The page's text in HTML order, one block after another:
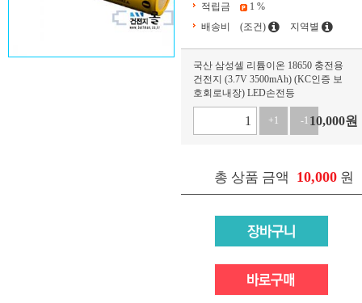
적립금
1 %
배송비
(조건) 지역별
국산 삼성셀 리튬이온 18650 충전용
건전지 (3.7V 3500mAh) (KC인증 보
호회로내장) LED손전등
+1 -1 10,000원
총 상품 금액 10,000 원